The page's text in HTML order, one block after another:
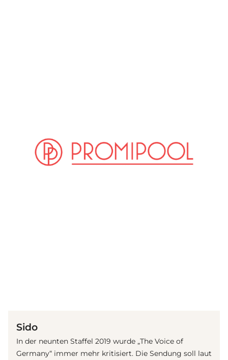
Sido
In der neunten Staffel 2019 wurde „The Voice of
Germany“ immer mehr kritisiert. Die Sendung soll laut